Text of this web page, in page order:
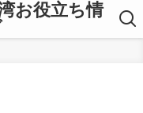
お役立ち情